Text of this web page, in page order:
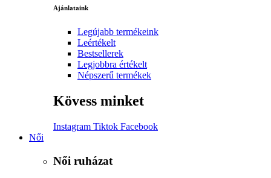
Ajánlataink
Legújabb termékeink
Leértékelt
Bestsellerek
Legjobbra értékelt
Népszerű termékek
Kövess minket
Instagram Tiktok Facebook
Női
Női ruházat